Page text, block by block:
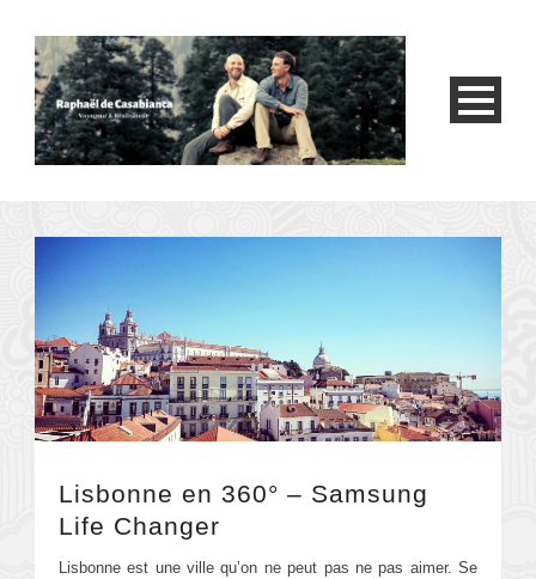
Lisbonne en 360° – Samsung
Life Changer
Lisbonne est une ville qu’on ne peut pas ne pas aimer. Se